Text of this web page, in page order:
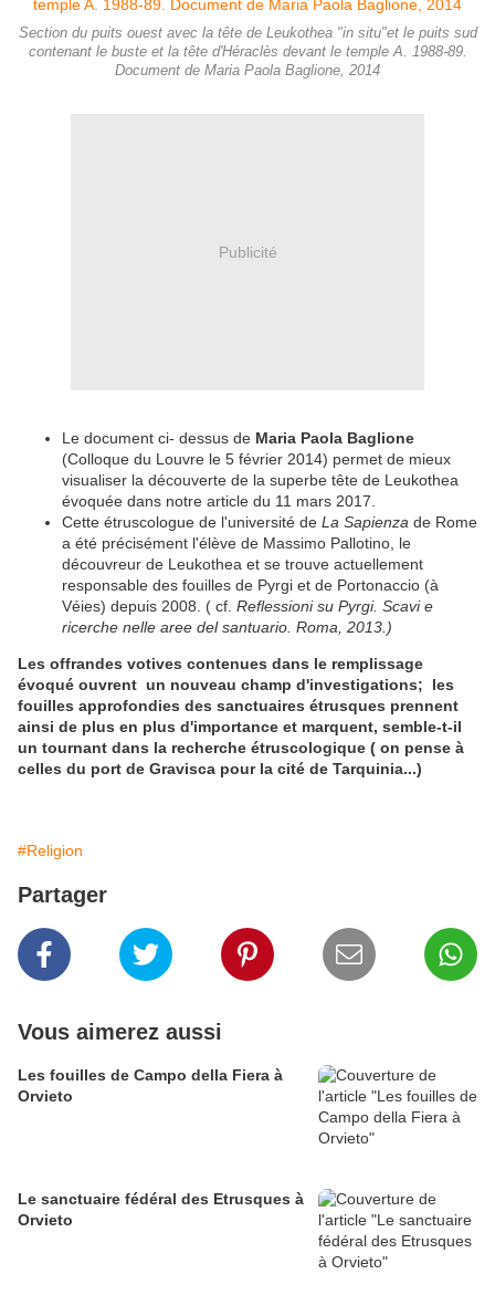
Section du puits ouest avec la tête de Leukothea "in situ"et le puits sud
contenant le buste et la tête d'Héraclès devant le temple A. 1988-89.
Document de Maria Paola Baglione, 2014
Publicité
Le document ci- dessus de Maria Paola Baglione
(Colloque du Louvre le 5 février 2014) permet de mieux
visualiser la découverte de la superbe tête de Leukothea
évoquée dans notre article du 11 mars 2017.
Cette étruscologue de l'université de La Sapienza de Rome
a été précisément l'élève de Massimo Pallotino, le
découvreur de Leukothea et se trouve actuellement
responsable des fouilles de Pyrgi et de Portonaccio (à
Véies) depuis 2008. ( cf. Reflessioni su Pyrgi. Scavi e
ricerche nelle aree del santuario. Roma, 2013.)
Les offrandes votives contenues dans le remplissage
évoqué ouvrent un nouveau champ d'investigations; les
fouilles approfondies des sanctuaires étrusques prennent
ainsi de plus en plus d'importance et marquent, semble-t-il
un tournant dans la recherche étruscologique ( on pense à
celles du port de Gravisca pour la cité de Tarquinia...)
#Religion
Partager
Vous aimerez aussi
Les fouilles de Campo della Fiera à
Orvieto
Le sanctuaire fédéral des Etrusques à
Orvieto